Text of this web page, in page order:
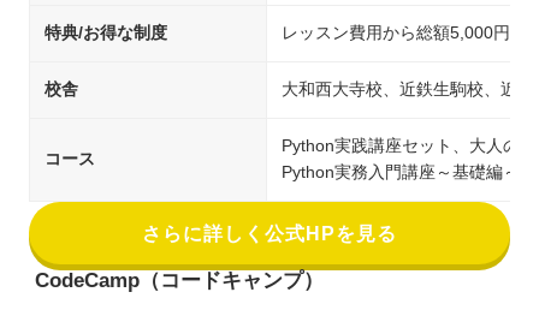
特典/お得な制度 レッスン費用から総額5,000円
校舎 大和西大寺校、近鉄生駒校、近鉄
コース
Python実践講座セット、大人の
Python実務入門講座～基礎編～
さらに詳しく公式HPを見る
CodeCamp（コードキャンプ）